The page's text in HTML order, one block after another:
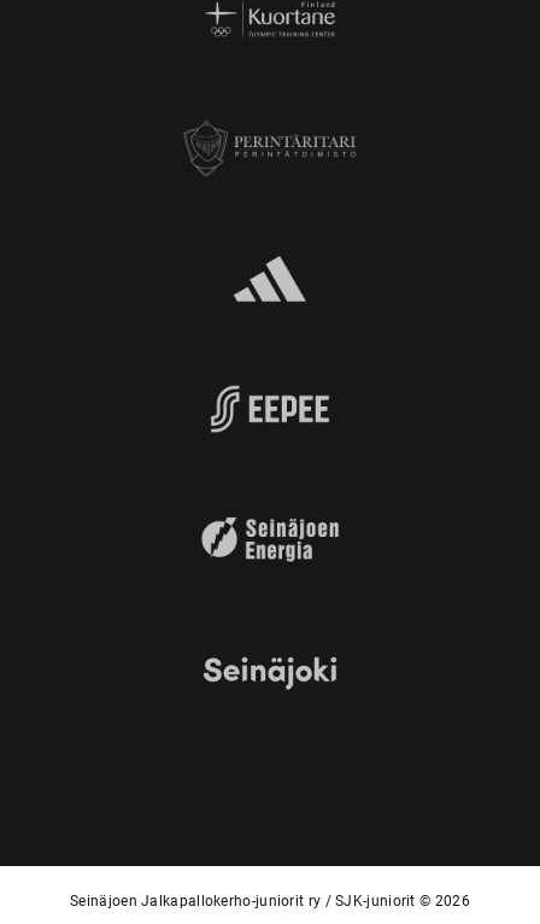
Seinäjoen Jalkapallokerho-juniorit ry / SJK-juniorit © 2026